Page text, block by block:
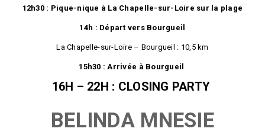
12h30 : Pique-nique à La Chapelle-sur-Loire sur la plage
14h : Départ vers Bourgueil
La Chapelle-sur-Loire – Bourgueil : 10,5 km
15h30 : Arrivée à Bourgueil
16H – 22H : CLOSING PARTY
BELINDA MNESIE